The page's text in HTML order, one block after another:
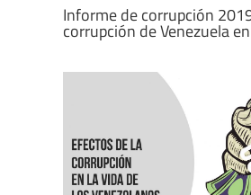
Informe de corrupción
corrupción de Venezuela